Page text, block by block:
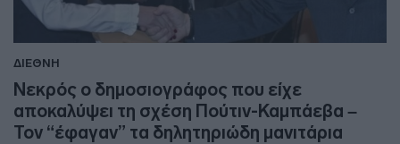
ΔΙΕΘΝΗ
Νεκρός ο δημοσιογράφος που είχε
αποκαλύψει τη σχέση Πούτιν-Καμπάεβα –
Τον “έφαγαν” τα δηλητηριώδη μανιτάρια